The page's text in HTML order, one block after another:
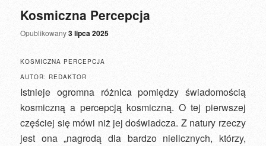
Kosmiczna Percepcja
Opublikowany3 lipca 2025
KOSMICZNA PERCEPCJA
AUTOR: REDAKTOR
Istnieje ogromna różnica pomiędzy świadomością
kosmiczną a percepcją kosmiczną. O tej pierwszej
częściej się mówi niż jej doświadcza. Z natury rzeczy
jest ona „nagrodą dla bardzo nielicznych, którzy,